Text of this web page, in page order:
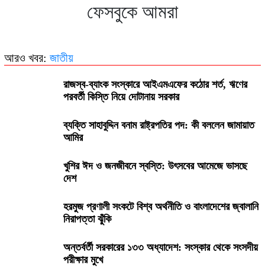
২৭০ বিলিয়ন ডলার! কার কাছে এই বিশাল ক্ষতিপূরণ চাইছে ইরান?
ফেসবুকে আমরা
আরও খবর: জাতীয়
রাজস্ব-ব্যাংক সংস্কারে আইএমএফের কঠোর শর্ত, ঋণের
পরবর্তী কিস্তি নিয়ে দোটানায় সরকার
ব্যক্তি সাহাবুদ্দিন বনাম রাষ্ট্রপতির পদ: কী বললেন জামায়াত
আমির
খুশির ঈদ ও জনজীবনে স্বস্তি: উৎসবের আমেজে ভাসছে
দেশ
হরমুজ প্রণালী সংকটে বিশ্ব অর্থনীতি ও বাংলাদেশের জ্বালানি
নিরাপত্তা ঝুঁকি
অন্তর্বর্তী সরকারের ১৩৩ অধ্যাদেশ: সংস্কার থেকে সংসদীয়
পরীক্ষার মুখে